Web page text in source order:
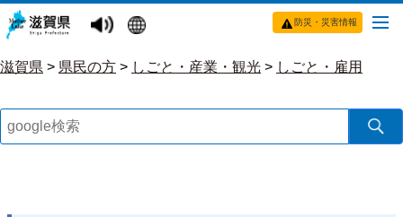
防災・災害情報
滋賀県 > 県民の方 > しごと・産業・観光 > しごと・雇用